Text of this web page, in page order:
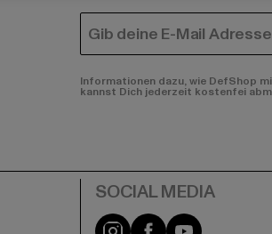
E-MAIL
Informationen dazu, wie DefShop
kannst Dich jederzeit kostenfei
Instagram
FacebookYouTube